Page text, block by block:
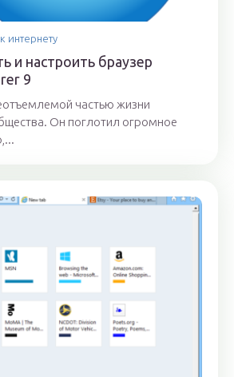
интернету
и настроить браузер
9
частью жизни
Он поглотил огромное